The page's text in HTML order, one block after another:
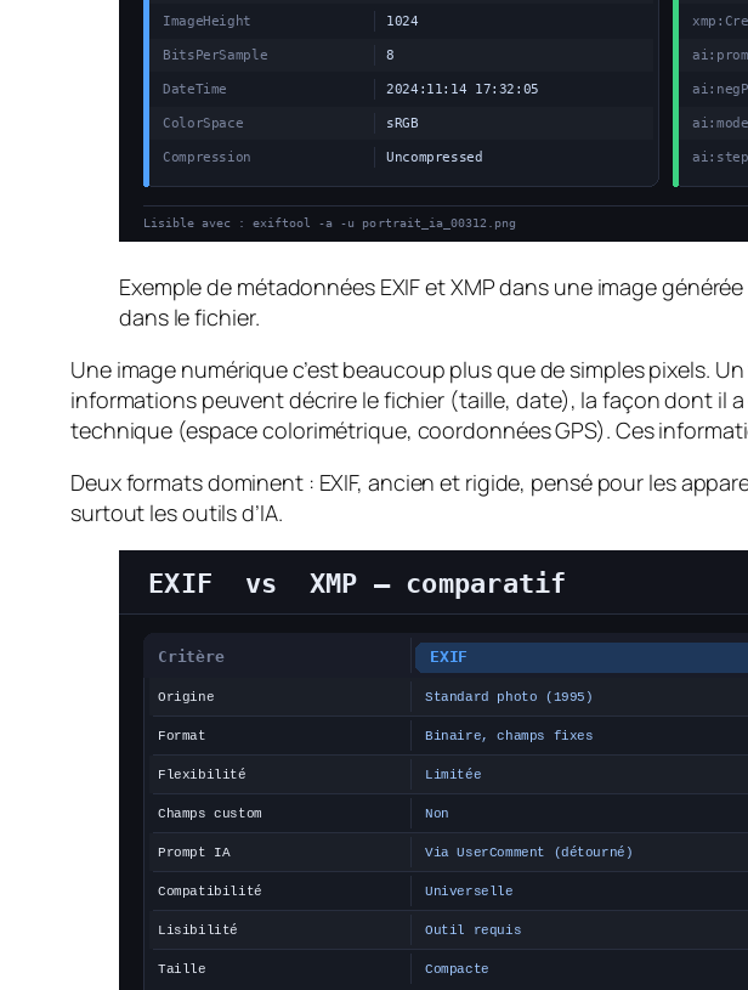
Exemple de métadonnées EXIF et XMP dans une image
dans le fichier.
Une image numérique c’est beaucoup plus que de simples pixels.
informations peuvent décrire le fichier (taille, date), la façon dont il
technique (espace colorimétrique, coordonnées GPS). Ces
Deux formats dominent : EXIF, ancien et rigide, pensé pour les
surtout les outils d’IA.